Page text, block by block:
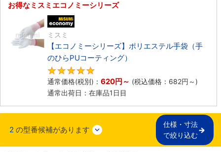
お得なミスミエコノミーシリーズ
ミスミ
【エコノミーシリーズ】ポリエステル手袋（手
のひらPUコーティング）
通常価格(税別)： 620円 ～ (税込価格： 682円 ～)
通常出荷日：在庫品1日目
2 の型番候補があります
仕様・寸法
で絞り込む